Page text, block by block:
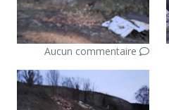
Aucun commentaire